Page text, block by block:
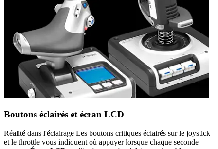
Boutons éclairés et écran LCD
Réalité dans l'éclairage Les boutons critiques éclairés sur le joystick
et le throttle vous indiquent où appuyer lorsque chaque seconde